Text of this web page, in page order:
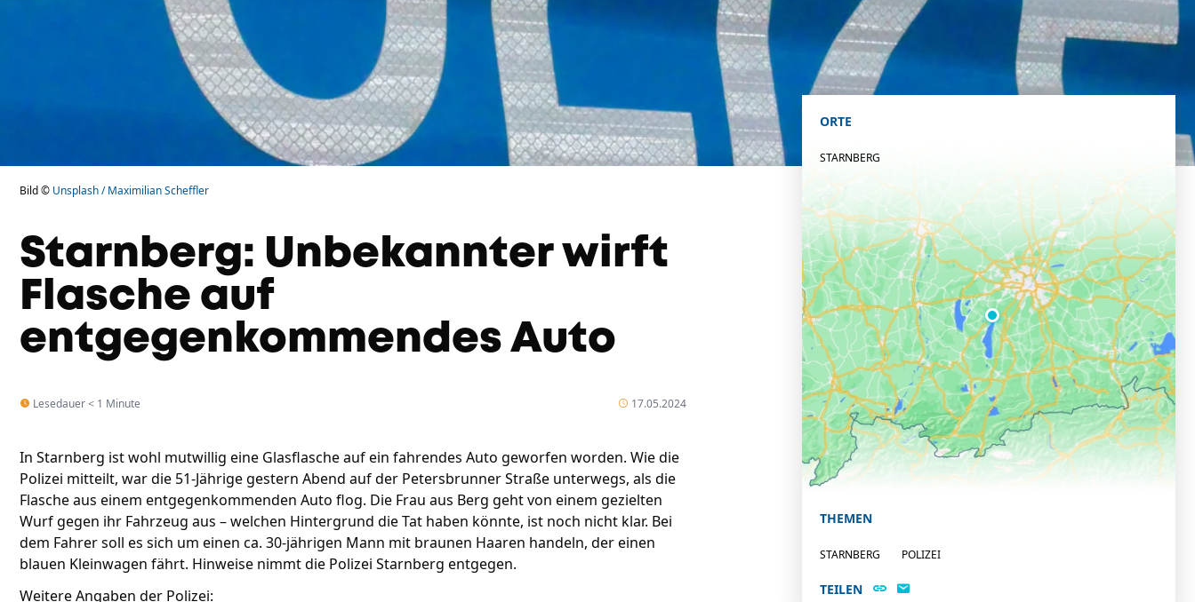
Bild © Unsplash / Maximilian Scheffler
Starnberg: Unbekannter wirft
Flasche auf
entgegenkommendes Auto
Lesedauer < 1 Minute 17.05.2024
In Starnberg ist wohl mutwillig eine Glasflasche auf ein fahrendes Auto geworfen worden. Wie die
Polizei mitteilt, war die 51-Jährige gestern Abend auf der Petersbrunner Straße unterwegs, als die
Flasche aus einem entgegenkommenden Auto flog. Die Frau aus Berg geht von einem gezielten
Wurf gegen ihr Fahrzeug aus – welchen Hintergrund die Tat haben könnte, ist noch nicht klar. Bei
dem Fahrer soll es sich um einen ca. 30-jährigen Mann mit braunen Haaren handeln, der einen
blauen Kleinwagen fährt. Hinweise nimmt die Polizei Starnberg entgegen.
Weitere Angaben der Polizei:
ORTE
STARNBERG
THEMEN
STARNBERG POLIZEI
TEILEN